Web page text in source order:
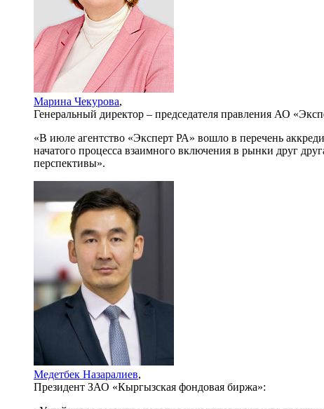
Марина Чекурова,
Генеральный директор – председателя правления АО
«В июле агентство «Эксперт РА» вошло в перечень
начатого процесса взаимного включения в рынки друг
перспективы».
Медетбек Назаралиев,
Президент ЗАО «Кыргызская фондовая биржа»: